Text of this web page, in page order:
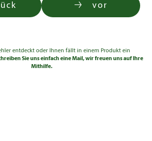
vor
entdeckt oder Ihnen fällt in einem Produkt ein
Sie uns einfach eine Mail, wir freuen uns auf Ihre
Mithilfe.